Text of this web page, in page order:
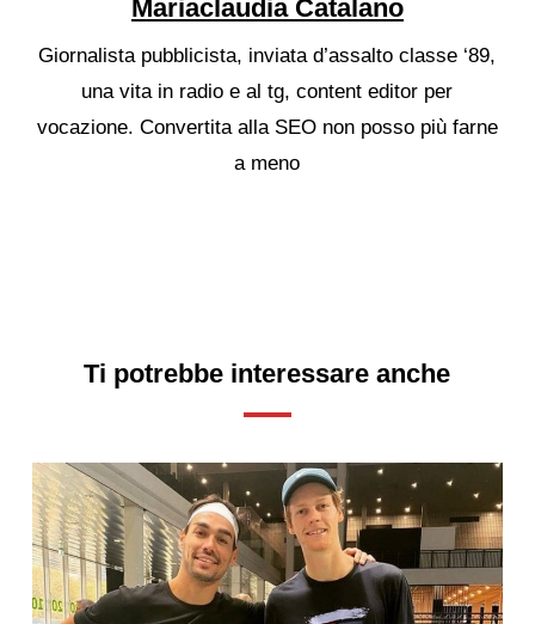
Mariaclaudia Catalano
Giornalista pubblicista, inviata d’assalto classe ‘89,
una vita in radio e al tg, content editor per
vocazione. Convertita alla SEO non posso più farne
a meno
Ti potrebbe interessare anche